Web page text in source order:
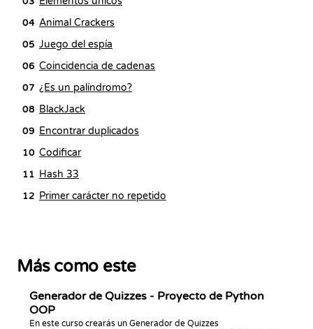
04 Animal Crackers
05 Juego del espía
06 Coincidencia de cadenas
07 ¿Es un palíndromo?
08 BlackJack
09 Encontrar duplicados
10 Codificar
11 Hash 33
12 Primer carácter no repetido
Más como este
Generador de Quizzes - Proyecto de Python
OOP
En este curso crearás un Generador de Quizzes